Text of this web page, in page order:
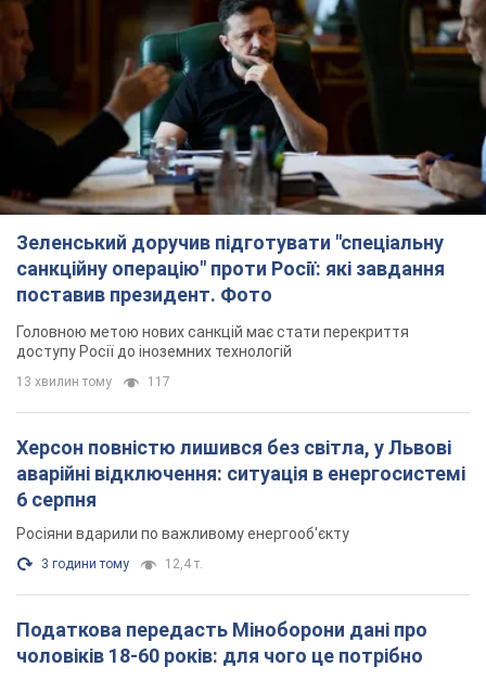
Зеленський доручив підготувати "спеціальну
санкційну операцію" проти Росії: які завдання
поставив президент. Фото
Головною метою нових санкцій має стати перекриття
доступу Росії до іноземних технологій
13 хвилин тому 117
Херсон повністю лишився без світла, у Львові
аварійні відключення: ситуація в енергосистемі
6 серпня
Росіяни вдарили по важливому енергооб'єкту
3 години тому 12,4 т.
Податкова передасть Міноборони дані про
чоловіків 18-60 років: для чого це потрібно